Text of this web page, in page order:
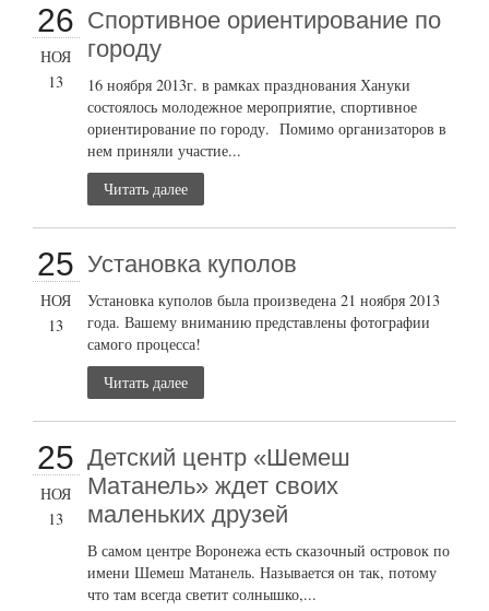
26
НОЯ
13
Cпортивное ориентирование по
городу
16 ноября 2013г. в рамках празднования Хануки
состоялось молодежное мероприятие, спортивное
ориентирование по городу. Помимо организаторов в
нем приняли участие...
Читать далее
25
НОЯ
13
Установка куполов
Установка куполов была произведена 21 ноября 2013
года. Вашему вниманию представлены фотографии
самого процесса!
Читать далее
25
НОЯ
13
Детский центр «Шемеш
Матанель» ждет своих
маленьких друзей
В самом центре Воронежа есть сказочный островок по
имени Шемеш Матанель. Называется он так, потому
что там всегда светит солнышко,...